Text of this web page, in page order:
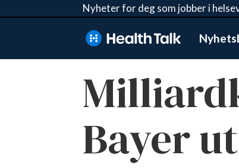
Nyheter for deg som jobber i
Bayer